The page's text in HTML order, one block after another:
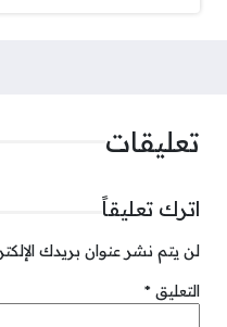
تعليقات
اترك تعليقاً
لن يتم نشر عنوان بريدك
التعليق *